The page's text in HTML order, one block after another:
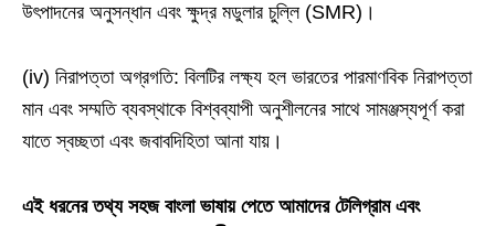
উৎপাদনের অনুসন্ধান এবং ক্ষুদ্র মডুলার চুল্লি (SMR)।
(iv) নিরাপত্তা অগ্রগতি: বিলটির লক্ষ্য হল ভারতের পারমাণবিক নিরাপত্তা
মান এবং সম্মতি ব্যবস্থাকে বিশ্বব্যাপী অনুশীলনের সাথে সামঞ্জস্যপূর্ণ করা
যাতে স্বচ্ছতা এবং জবাবদিহিতা আনা যায়।
এই ধরনের তথ্য সহজ বাংলা ভাষায় পেতে আমাদের টেলিগ্রাম এবং